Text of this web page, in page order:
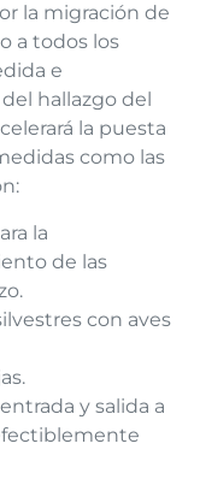
la migración de
a todos los
e
hallazgo del
la puesta
como las
la
de las
con aves
y salida a